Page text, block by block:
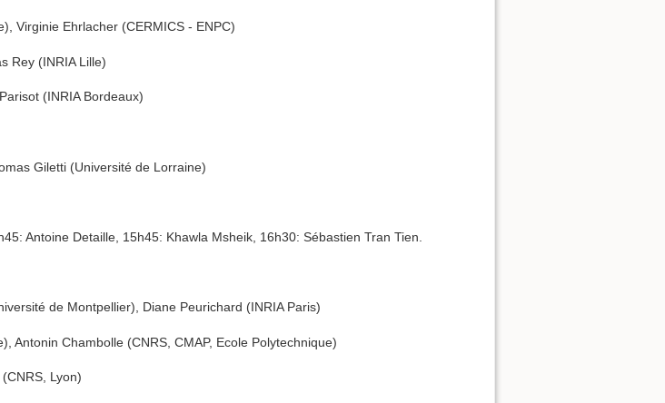
Virginie Ehrlacher (CERMICS - ENPC)
Rey (INRIA Lille)
(INRIA Bordeaux)
Giletti (Université de Lorraine)
Antoine Detaille, 15h45: Khawla Msheik, 16h30: Sébastien Tran Tien.
de Montpellier), Diane Peurichard (INRIA Paris)
Antonin Chambolle (CNRS, CMAP, Ecole Polytechnique)
Lyon)